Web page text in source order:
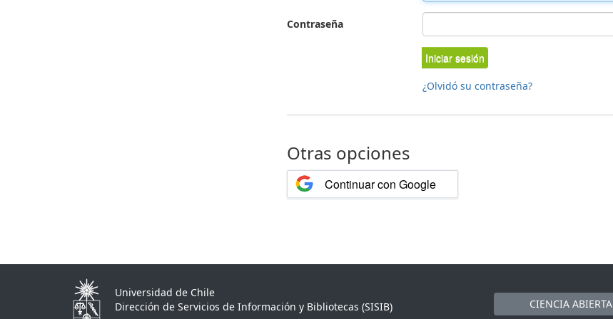
Contraseña
Iniciar sesión
¿Olvidó su contraseña?
Otras opciones
Continuar con Google
Universidad de Chile
Dirección de Servicios de Información y Bibliotecas (SISIB)
CIENCIA ABIERTA